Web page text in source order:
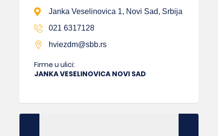
Janka Veselinovica 1, Novi Sad, Srbija
021 6317128
hviezdm@sbb.rs
Firme u ulici:
JANKA VESELINOVICA NOVI SAD